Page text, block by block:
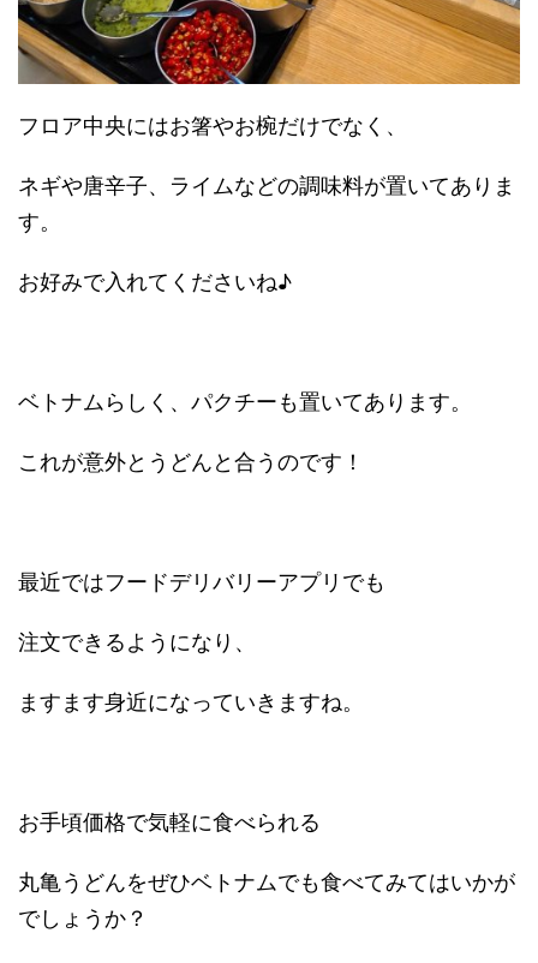
フロア中央にはお箸やお椀だけでなく、
ネギや唐辛子、ライムなどの調味料が置いてありま
す。
お好みで入れてくださいね♪
ベトナムらしく、パクチーも置いてあります。
これが意外とうどんと合うのです！
最近ではフードデリバリーアプリでも
注文できるようになり、
ますます身近になっていきますね。
お手頃価格で気軽に食べられる
丸亀うどんをぜひベトナムでも食べてみてはいかが
でしょうか？